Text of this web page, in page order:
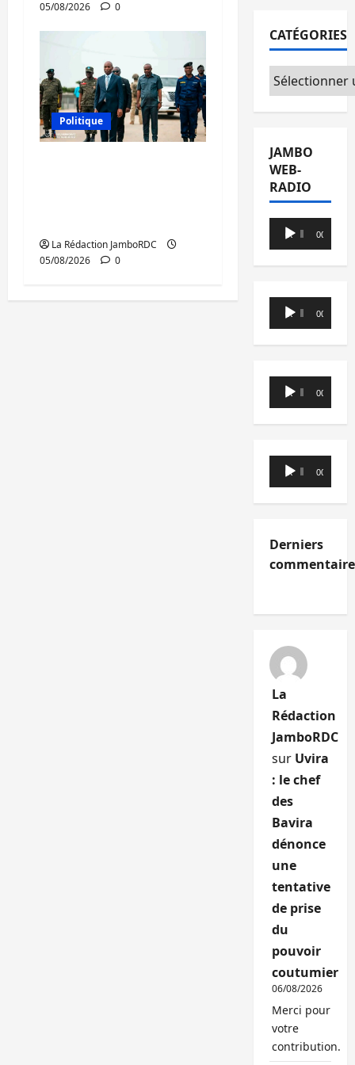
05/08/2026
0
Politique
La Rédaction JamboRDC
05/08/2026
0
CATÉGORIES
Catégories
JAMBO
WEB-
RADIO
Lecteur
audio
00:00 00:00
Lecteur
audio
00:00 00:00
Lecteur
audio
00:00 00:00
Lecteur
audio
00:00 00:00
Derniers
La
Rédaction
JamboRDC
sur Uvira
: le chef
des
Bavira
dénonce
une
tentative
de prise
du
pouvoir
coutumier
06/08/2026
Merci pour
votre
contribution.